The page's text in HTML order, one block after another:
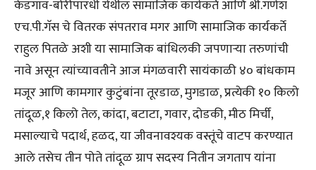
केडगाव-बोरीपारधी येथील सामाजिक कार्यकर्ते आणि श्री.गणेश
एच.पी.गॅस चे वितरक संपतराव मगर आणि सामाजिक कार्यकर्ते
राहुल पितळे अशी या सामाजिक बांधिलकी जपणाऱ्या तरुणांची
नावे असून त्यांच्यावतीने आज मंगळवारी सायंकाळी ४० बांधकाम
मजूर आणि कामगार कुटुंबांना तूरडाळ, मुगडाळ, प्रत्येकी १० किलो
तांदूळ,१ किलो तेल, कांदा, बटाटा, गवार, दोडकी, मीठ मिर्ची,
मसाल्याचे पदार्थ, हळद, या जीवनावश्यक वस्तूंचे वाटप करण्यात
आले तसेच तीन पोते तांदूळ ग्राप सदस्य नितीन जगताप यांना